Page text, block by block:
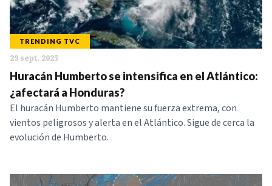
TRENDING TVC
29 sept. 2025
Huracán Humberto se intensifica en el Atlántico:
¿afectará a Honduras?
El huracán Humberto mantiene su fuerza extrema, con
vientos peligrosos y alerta en el Atlántico. Sigue de cerca la
evolución de Humberto.